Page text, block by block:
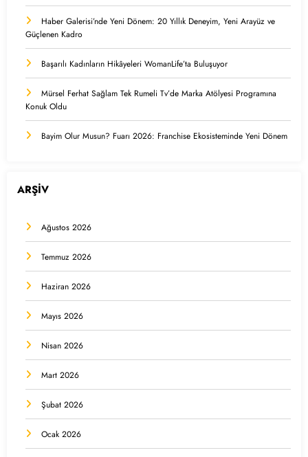
Haber Galerisi’nde Yeni Dönem: 20 Yıllık Deneyim, Yeni Arayüz ve
Güçlenen Kadro
Başarılı Kadınların Hikâyeleri WomanLife’ta Buluşuyor
Mürsel Ferhat Sağlam Tek Rumeli Tv’de Marka Atölyesi Programına
Konuk Oldu
Bayim Olur Musun? Fuarı 2026: Franchise Ekosisteminde Yeni Dönem
ARŞİV
Ağustos 2026
Temmuz 2026
Haziran 2026
Mayıs 2026
Nisan 2026
Mart 2026
Şubat 2026
Ocak 2026